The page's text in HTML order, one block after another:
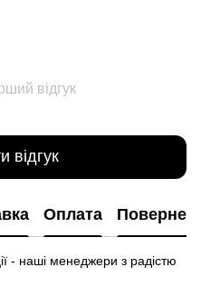
відгук
відгук
Оплата
- наші менеджери з радістю